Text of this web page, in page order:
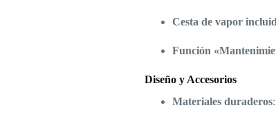
Cesta de vapor
Función
Diseño y Accesorios
Materiales duraderos